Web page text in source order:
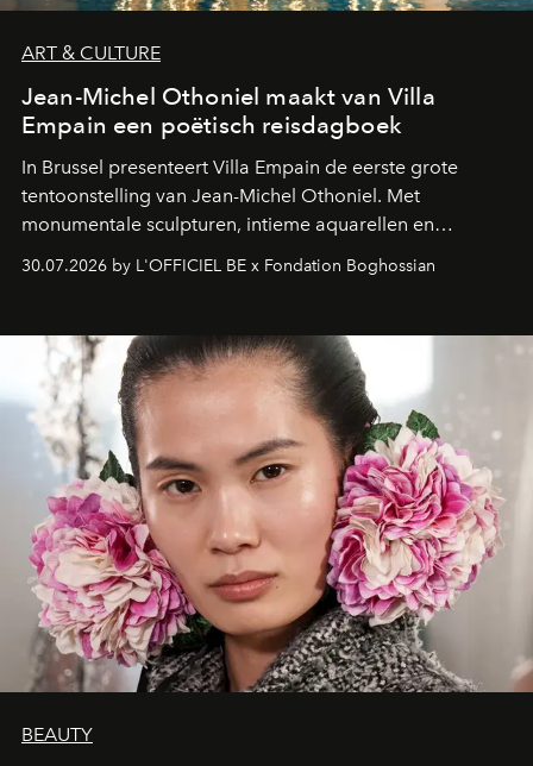
ART & CULTURE
Jean-Michel Othoniel maakt van Villa
Empain een poëtisch reisdagboek
In Brussel presenteert Villa Empain de eerste grote
tentoonstelling van Jean-Michel Othoniel. Met
monumentale sculpturen, intieme aquarellen en
fonkelend Murano-glas creëert de Franse kunstenaar
een emotionele reis waarin elk werk de herinnering
moment van verwondering.
30.07.2026 by L'OFFICIEL BE x Fondation Boghossian
BEAUTY